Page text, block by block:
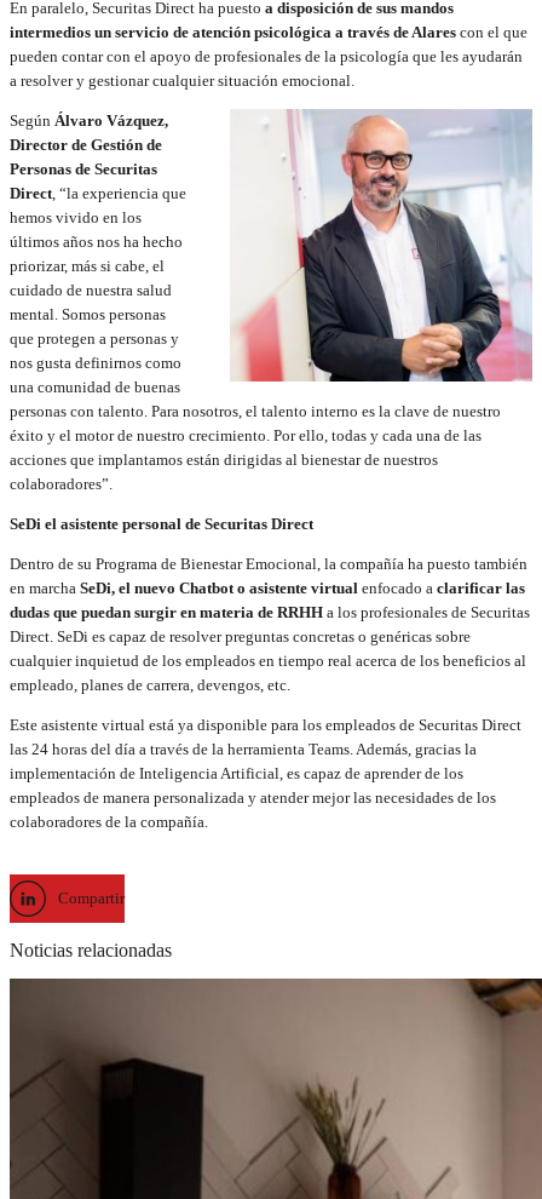
En paralelo, Securitas Direct ha puesto a disposición de sus mandos
intermedios un servicio de atención psicológica a través de Alares con el que
pueden contar con el apoyo de profesionales de la psicología que les ayudarán
a resolver y gestionar cualquier situación emocional.
Según Álvaro Vázquez,
Director de Gestión de
Personas de Securitas
Direct, “la experiencia que
hemos vivido en los
últimos años nos ha hecho
priorizar, más si cabe, el
cuidado de nuestra salud
mental. Somos personas
que protegen a personas y
nos gusta definirnos como
una comunidad de buenas
personas con talento. Para nosotros, el talento interno es la clave de nuestro
éxito y el motor de nuestro crecimiento. Por ello, todas y cada una de las
acciones que implantamos están dirigidas al bienestar de nuestros
colaboradores”.
SeDi el asistente personal de Securitas Direct
Dentro de su Programa de Bienestar Emocional, la compañía ha puesto también
en marcha SeDi, el nuevo Chatbot o asistente virtual enfocado a clarificar las
dudas que puedan surgir en materia de RRHH a los profesionales de Securitas
Direct. SeDi es capaz de resolver preguntas concretas o genéricas sobre
cualquier inquietud de los empleados en tiempo real acerca de los beneficios al
empleado, planes de carrera, devengos, etc.
Este asistente virtual está ya disponible para los empleados de Securitas Direct
las 24 horas del día a través de la herramienta Teams. Además, gracias la
implementación de Inteligencia Artificial, es capaz de aprender de los
empleados de manera personalizada y atender mejor las necesidades de los
colaboradores de la compañía.
Compartir
Noticias relacionadas